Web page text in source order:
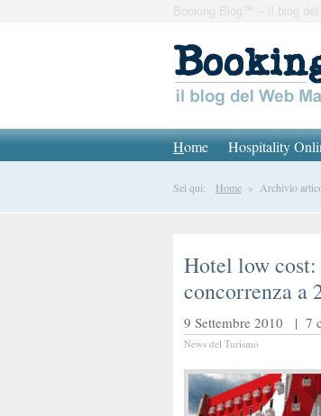
Booking Blog™ – Il blog del
Home Hospitality
Sei qui: Home » Archivio
Hotel low
concorrenza a
9 Settembre 2010 | 7
News del Turismo